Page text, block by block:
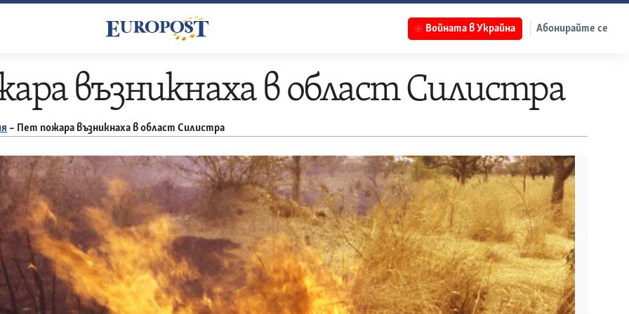
Войната в Украйна Абонирайте се
възникнаха в област Силистра
– Пет пожара възникнаха в област Силистра